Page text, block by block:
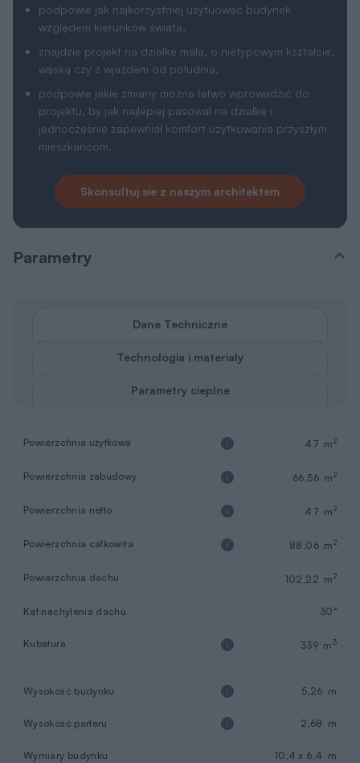
podpowie jak najkorzystniej usytuować budynek
względem kierunków świata,
znajdzie projekt na działkę małą, o nietypowym kształcie,
wąską czy z wjazdem od południa,
podpowie jakie zmiany można łatwo wprowadzić do
projektu, by jak najlepiej pasował na działkę i
jednocześnie zapewniał komfort użytkowania przyszłym
mieszkańcom.
Skonsultuj sie z naszym architektem
Parametry
Dane Techniczne
Technologia i materiały
Parametry cieplne
Powierzchnia użytkowa 47 m2
Powierzchnia zabudowy 66,56 m2
Powierzchnia netto 47 m2
Powierzchnia całkowita 88,06 m2
Powierzchnia dachu 102,22 m2
Kąt nachylenia dachu 30°
Kubatura 339 m3
Wysokość budynku 5,26 m
Wysokość parteru 2,68 m
Wymiary budynku 10,4 x 6,4 m